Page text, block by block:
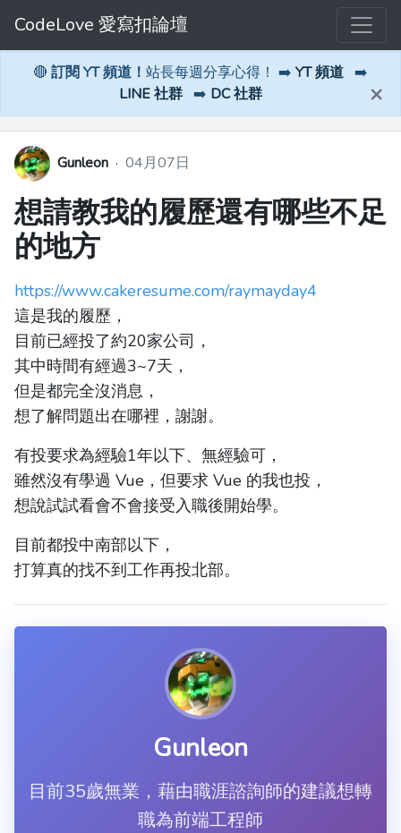
CodeLove 愛寫扣論壇
🔴 訂閱 YT 頻道！ 站長每週分享心得！ ➡️ YT 頻道 ➡️
LINE 社群 ➡️ DC 社群 ×
Gunleon · 04月07日
想請教我的履歷還有哪些不足
的地方
https://www.cakeresume.com/raymayday4
這是我的履歷，
目前已經投了約20家公司，
其中時間有經過3~7天，
但是都完全沒消息，
想了解問題出在哪裡，謝謝。
有投要求為經驗1年以下、無經驗可，
雖然沒有學過 Vue，但要求 Vue 的我也投，
想說試試看會不會接受入職後開始學。
目前都投中南部以下，
打算真的找不到工作再投北部。
Gunleon
目前35歲無業，藉由職涯諮詢師的建議想轉
職為前端工程師